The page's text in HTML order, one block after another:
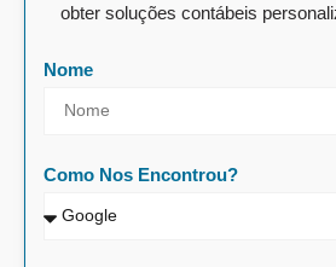
obter soluções contábeis
Nome
Como Nos Encontrou?